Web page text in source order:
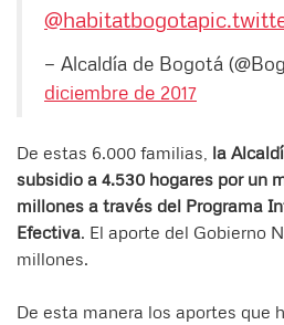
@habitatbogota
— Alcaldía de Bogotá
diciembre de 2017
De estas 6.000 familias, la
subsidio a 4.530 hogares por un
millones a través del Programa
Efectiva. El aporte del Gobierno
millones.
De esta manera los aportes que